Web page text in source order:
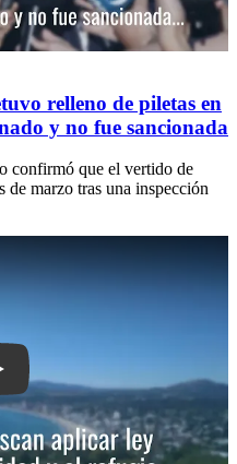
relleno de piletas en
y no fue sancionada
confirmó que el vertido de
de marzo tras una inspección
Vecinos de Piriápolis buscan